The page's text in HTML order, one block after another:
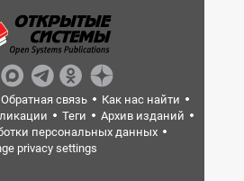
Обратная связь
Как нас найти
Теги
Архив изданий
персональных данных
privacy settings